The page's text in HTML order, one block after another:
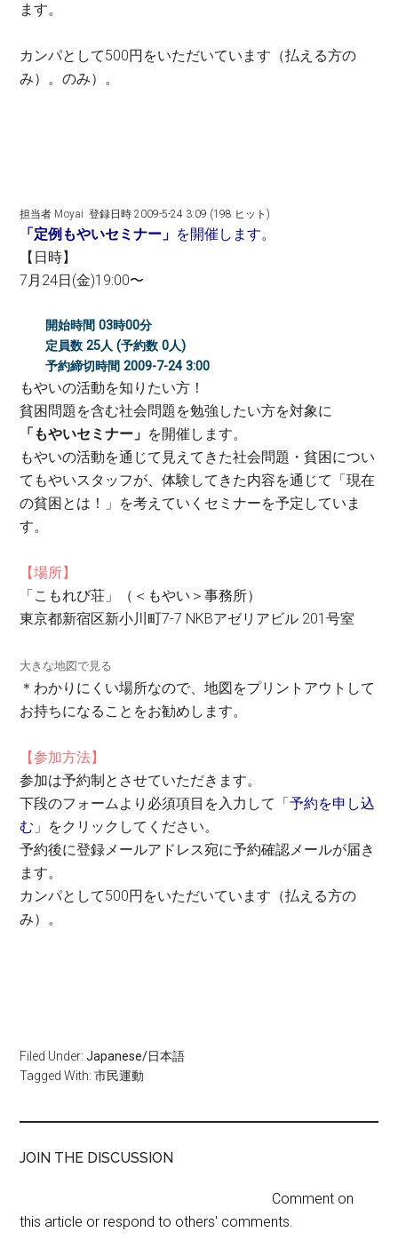
ます。
カンパとして500円をいただいています（払える方の
み）。のみ）。
担当者 Moyai 登録日時 2009-5-24 3:09 (198 ヒット)
「定例もやいセミナー」 を開催します。
【日時】
7月24日(金)19:00〜
開始時間 03時00分
定員数 25人 (予約数 0人)
予約締切時間 2009-7-24 3:00
もやいの活動を知りたい方！
貧困問題を含む社会問題を勉強したい方を対象に
「もやいセミナー」 を開催します。
もやいの活動を通じて見えてきた社会問題・貧困につい
てもやいスタッフが、体験してきた内容を通じて「現在
の貧困とは！」を考えていくセミナーを予定していま
す。
【場所】
「こもれび荘」（＜もやい＞事務所）
東京都新宿区新小川町7-7 NKBアゼリアビル 201号室
大きな地図で見る
＊わかりにくい場所なので、地図をプリントアウトして
お持ちになることをお勧めします。
【参加方法】
参加は予約制とさせていただきます。
下段のフォームより必須項目を入力して「予約を申し込
む 」をクリックしてください。
予約後に登録メールアドレス宛に予約確認メールが届き
ます。
カンパとして500円をいただいています（払える方の
み）。
Filed Under:Japanese/日本語
Tagged With:市民運動
JOIN THE DISCUSSION
Comment on
this article or respond to others' comments.